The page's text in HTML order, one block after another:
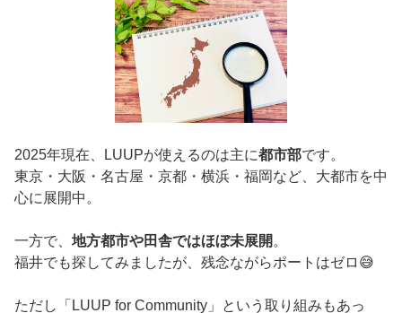
2025年現在、LUUPが使えるのは主に都市部です。
東京・大阪・名古屋・京都・横浜・福岡など、大都市を中
心に展開中。
一方で、 地方都市や田舎ではほぼ未展開 。
福井でも探してみましたが、残念ながらポートはゼロ😅
ただし「LUUP for Community」という取り組みもあっ